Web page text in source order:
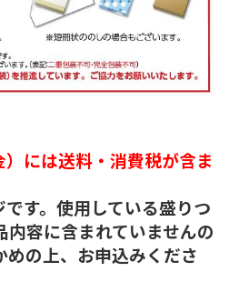
には送料・消費税が含ま
す。使用している盛りつ
容に含まれていませんの
の上、お申込みくださ